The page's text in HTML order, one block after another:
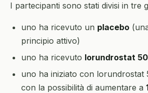
I partecipanti sono stati divisi in tre
uno ha ricevuto un placebo
principio attivo)
uno ha ricevuto lorundrostat
uno ha iniziato con lorundrostat
con la possibilità di aumentare a